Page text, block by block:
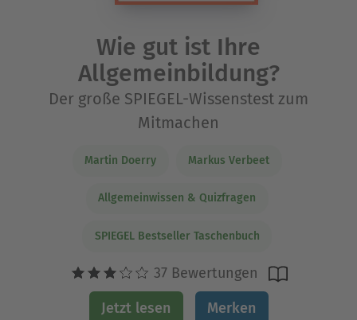
Wie gut ist Ihre
Allgemeinbildung?
Der große SPIEGEL-Wissenstest zum
Mitmachen
Martin Doerry Markus Verbeet
Allgemeinwissen & Quizfragen
SPIEGEL Bestseller Taschenbuch
37 Bewertungen
Jetzt lesen Merken